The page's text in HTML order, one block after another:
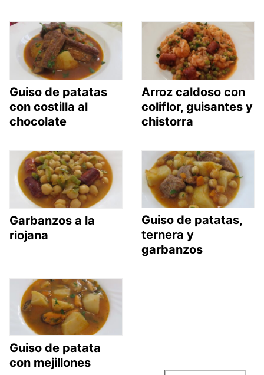
Guiso de patatas
con costilla al
chocolate
Arroz caldoso con
coliflor, guisantes y
chistorra
Garbanzos a la
riojana
Guiso de patatas,
ternera y
garbanzos
Guiso de patata
con mejillones